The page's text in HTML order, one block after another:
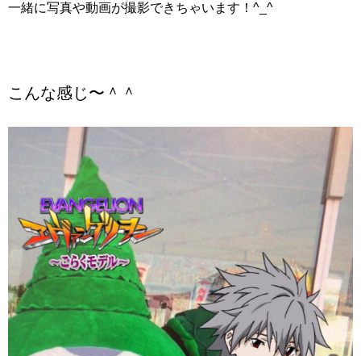
一緒に写真や動画が撮影できちゃいます！ ^_^
こんな感じ〜＾＾